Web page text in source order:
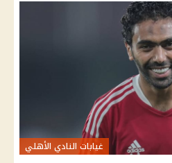
غيابات النادي الأهلي